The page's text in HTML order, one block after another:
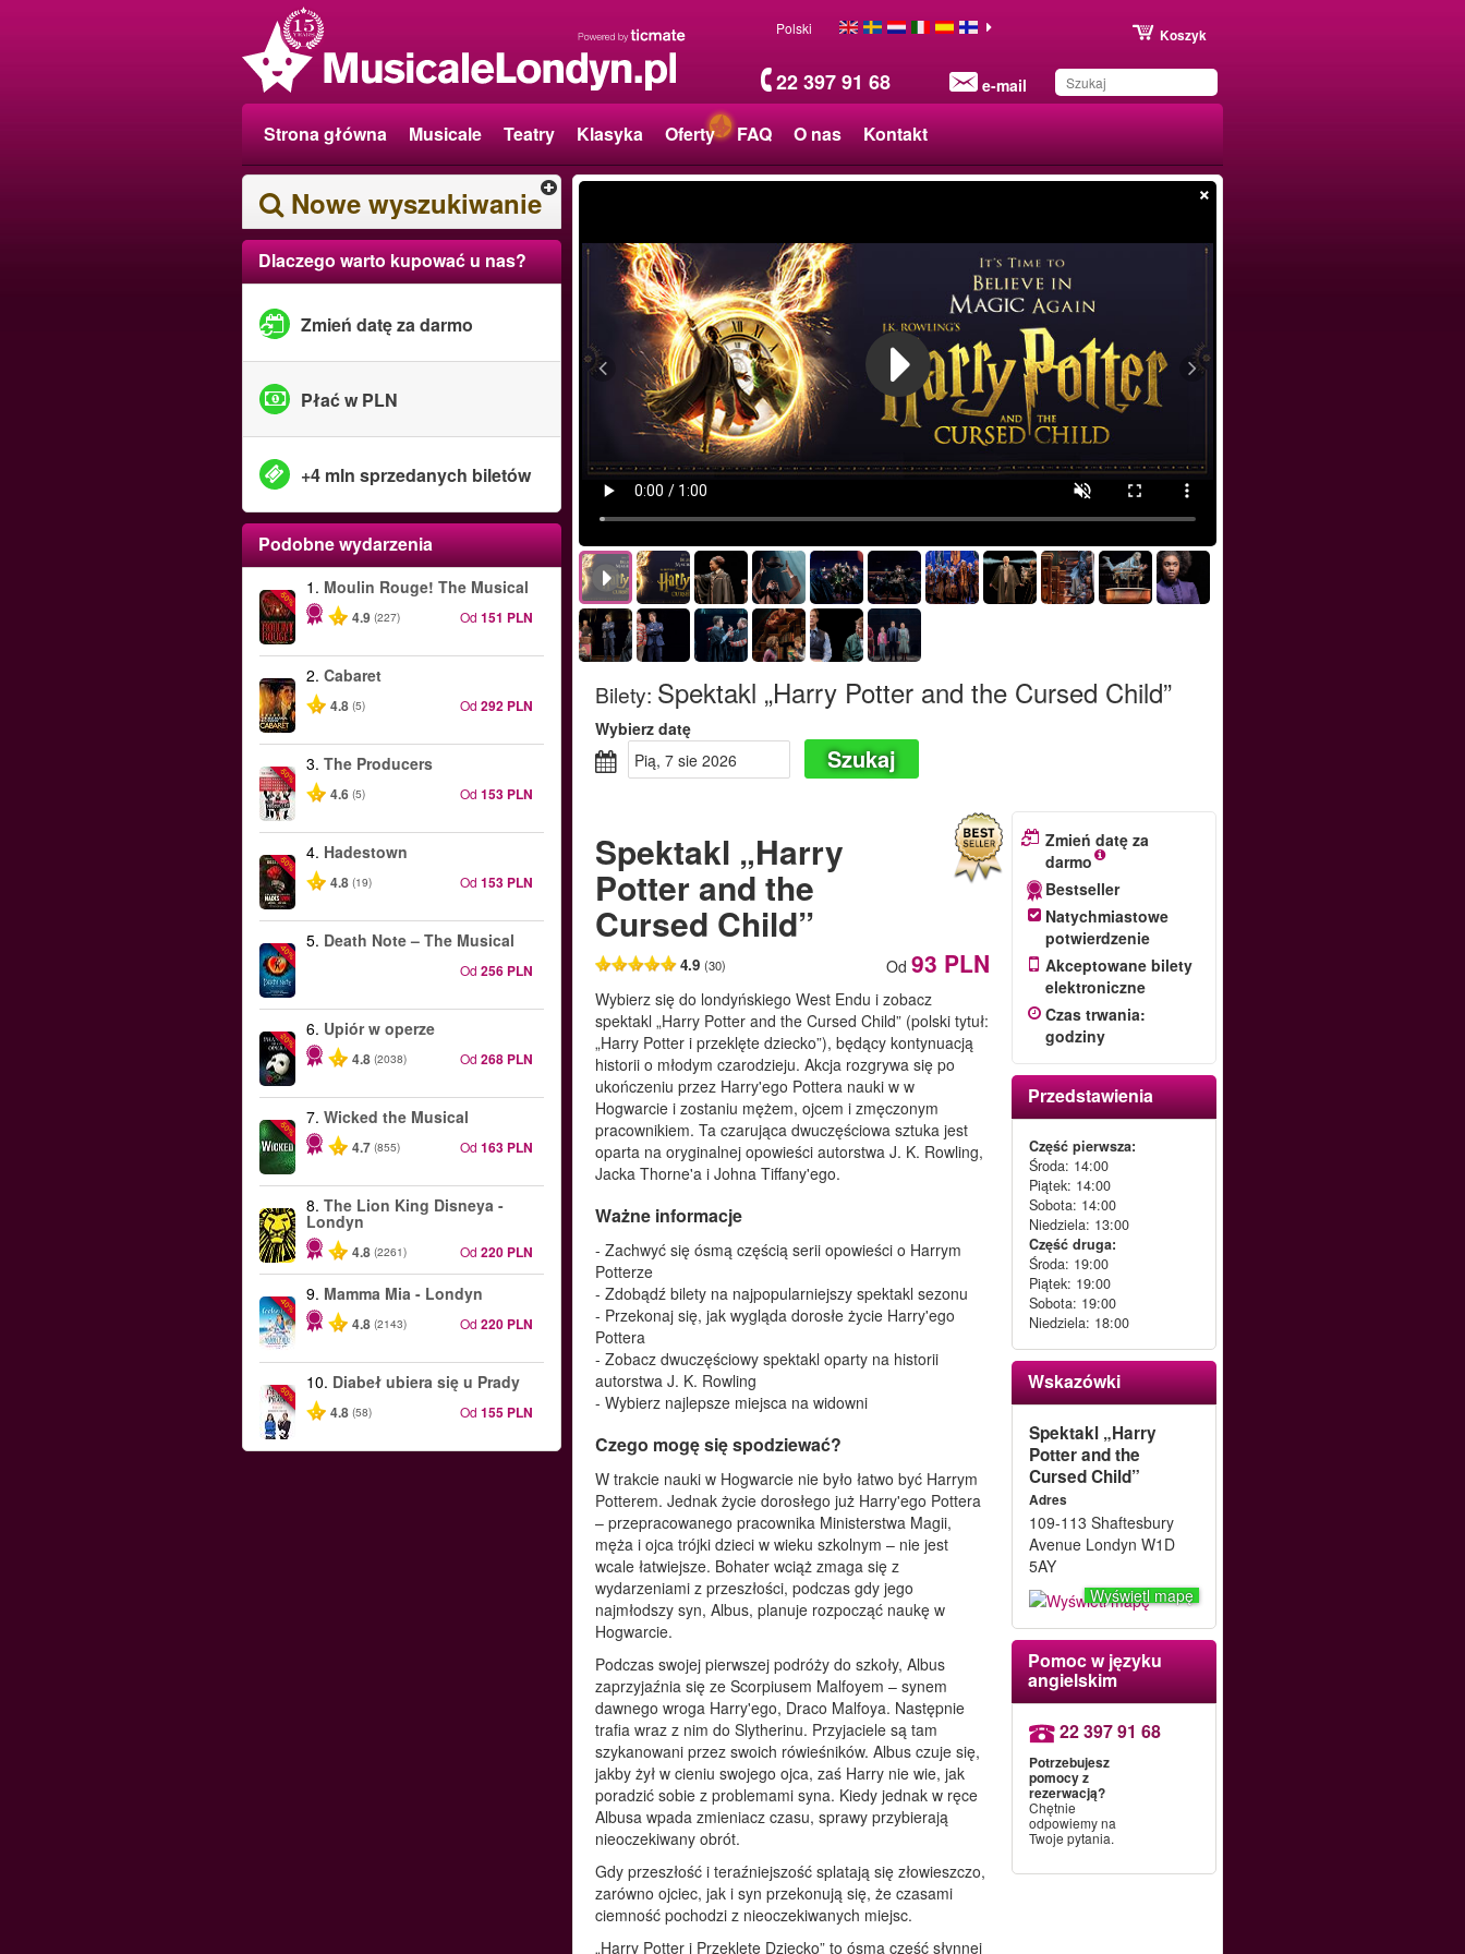
22 397 91 68 e-mail
Koszyk
Polski
Strona główna Musicale Teatry Klasyka Oferty FAQ O nas Kontakt
Nowe wyszukiwanie
Dlaczego warto kupować u nas?
Zmień datę za darmo
Płać w PLN
+4 mln sprzedanych biletów
Podobne wydarzenia
-50%
1. Moulin Rouge! The Musical
4.9 (227) Od 151 PLN
2. Cabaret
4.8 (5) Od 292 PLN
-50%
3. The Producers
4.6 (5) Od 153 PLN
-50%
4. Hadestown
4.8 (19) Od 153 PLN
-40%
5. Death Note – The Musical
Od 256 PLN
-20%
6. Upiór w operze
4.8 (2038) Od 268 PLN
-50%
7. Wicked the Musical
4.7 (855) Od 163 PLN
8. The Lion King Disneya -
Londyn
4.8 (2261) Od 220 PLN
-40%
9. Mamma Mia - Londyn
4.8 (2143) Od 220 PLN
-50%
10. Diabeł ubiera się u Prady
4.8 (58) Od 155 PLN
×
Bilety: Spektakl „Harry Potter and the Cursed Child”
Wybierz datę
pią, 7 sie 2026
Szukaj
Spektakl „Harry
Potter and the
Cursed Child”
4.9(30) Od 93 PLN
Wybierz się do londyńskiego West Endu i zobacz
spektakl „Harry Potter and the Cursed Child” (polski tytuł:
„Harry Potter i przeklęte dziecko”), będący kontynuacją
historii o młodym czarodzieju. Akcja rozgrywa się po
ukończeniu przez Harry'ego Pottera nauki w w
Hogwarcie i zostaniu mężem, ojcem i zmęczonym
pracownikiem. Ta czarująca dwuczęściowa sztuka jest
oparta na oryginalnej opowieści autorstwa J. K. Rowling,
Jacka Thorne'a i Johna Tiffany'ego.
Ważne informacje
- Zachwyć się ósmą częścią serii opowieści o Harrym
Potterze
- Zdobądź bilety na najpopularniejszy spektakl sezonu
- Przekonaj się, jak wygląda dorosłe życie Harry'ego
Pottera
- Zobacz dwuczęściowy spektakl oparty na historii
autorstwa J. K. Rowling
- Wybierz najlepsze miejsca na widowni
Czego mogę się spodziewać?
W trakcie nauki w Hogwarcie nie było łatwo być Harrym
Potterem. Jednak życie dorosłego już Harry'ego Pottera
– przepracowanego pracownika Ministerstwa Magii,
męża i ojca trójki dzieci w wieku szkolnym – nie jest
wcale łatwiejsze. Bohater wciąż zmaga się z
wydarzeniami z przeszłości, podczas gdy jego
najmłodszy syn, Albus, planuje rozpocząć naukę w
Hogwarcie.
Podczas swojej pierwszej podróży do szkoły, Albus
zaprzyjaźnia się ze Scorpiusem Malfoyem – synem
dawnego wroga Harry'ego, Draco Malfoya. Następnie
trafia wraz z nim do Slytherinu. Przyjaciele są tam
szykanowani przez swoich rówieśników. Albus czuje się,
jakby żył w cieniu swojego ojca, zaś Harry nie wie, jak
poradzić sobie z problemami syna. Kiedy jednak w ręce
Albusa wpada zmieniacz czasu, sprawy przybierają
nieoczekiwany obrót.
Gdy przeszłość i teraźniejszość splatają się złowieszczo,
zarówno ojciec, jak i syn przekonują się, że czasami
ciemność pochodzi z nieoczekiwanych miejsc.
„Harry Potter i Przeklęte Dziecko” to ósma część słynnej
Zmień datę za
darmo
Bestseller
Natychmiastowe
potwierdzenie
Akceptowane bilety
elektroniczne
Czas trwania:
godziny
Przedstawienia
Część pierwsza:
Środa: 14:00
Piątek: 14:00
Sobota: 14:00
Niedziela: 13:00
Część druga:
Środa: 19:00
Piątek: 19:00
Sobota: 19:00
Niedziela: 18:00
Wskazówki
Spektakl „Harry
Potter and the
Cursed Child”
Adres
109-113 Shaftesbury
Avenue Londyn W1D
5AY
Wyświetl mapę
Pomoc w języku
angielskim
22 397 91 68
Potrzebujesz
pomocy z
rezerwacją?
Chętnie
odpowiemy na
Twoje pytania.